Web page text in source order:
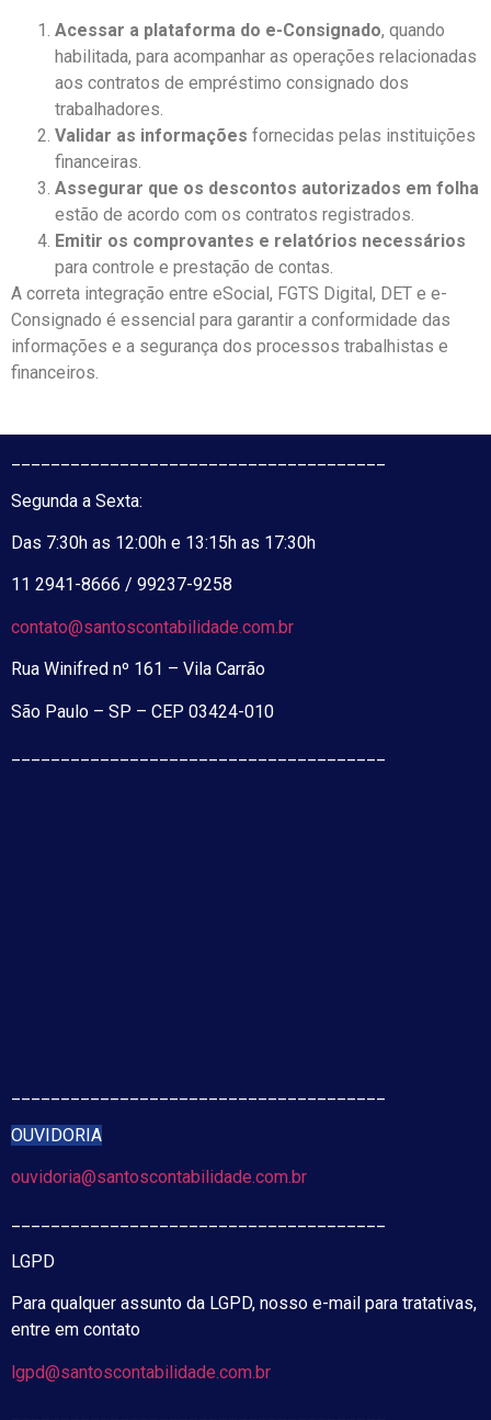
Acessar a plataforma do e-Consignado, quando
habilitada, para acompanhar as operações relacionadas
aos contratos de empréstimo consignado dos
trabalhadores.
Validar as informações fornecidas pelas instituições
financeiras.
Assegurar que os descontos autorizados em folha
estão de acordo com os contratos registrados.
Emitir os comprovantes e relatórios necessários
para controle e prestação de contas.
A correta integração entre eSocial, FGTS Digital, DET e e-
Consignado é essencial para garantir a conformidade das
informações e a segurança dos processos trabalhistas e
financeiros.
Segunda a Sexta:
Das 7:30h as 12:00h e 13:15h as 17:30h
11 2941-8666 / 99237-9258
contato@santoscontabilidade.com.br
Rua Winifred nº 161 – Vila Carrão
São Paulo – SP – CEP 03424-010
OUVIDORIA
ouvidoria@santoscontabilidade.com.br
LGPD
Para qualquer assunto da LGPD, nosso e-mail para tratativas,
entre em contato
lgpd@santoscontabilidade.com.br